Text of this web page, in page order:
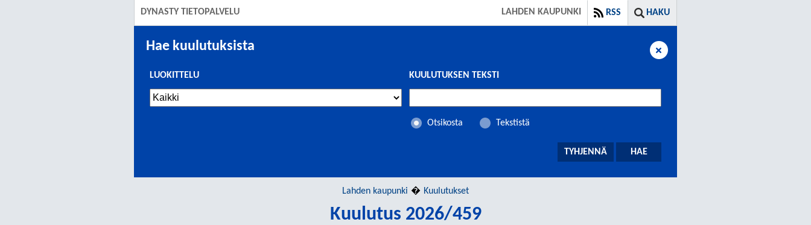
DYNASTY TIETOPALVELU HAKU
RSS
LAHDEN KAUPUNKI
Hae kuulutuksista
LUOKITTELU KUULUTUKSEN TEKSTI
Otsikosta Tekstistä
Lahden kaupunki Kuulutukset
Kuulutus 2026/459